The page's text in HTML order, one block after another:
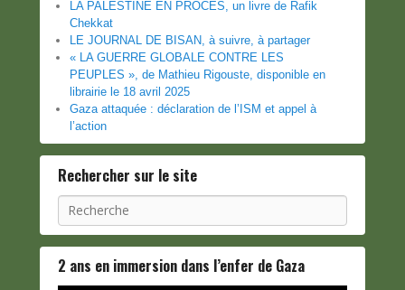
LA PALESTINE EN PROCES, un livre de Rafik
Chekkat
LE JOURNAL DE BISAN, à suivre, à partager
« LA GUERRE GLOBALE CONTRE LES
PEUPLES », de Mathieu Rigouste, disponible en
librairie le 18 avril 2025
Gaza attaquée : déclaration de l’ISM et appel à
l’action
Rechercher sur le site
Recherche
2 ans en immersion dans l’enfer de Gaza